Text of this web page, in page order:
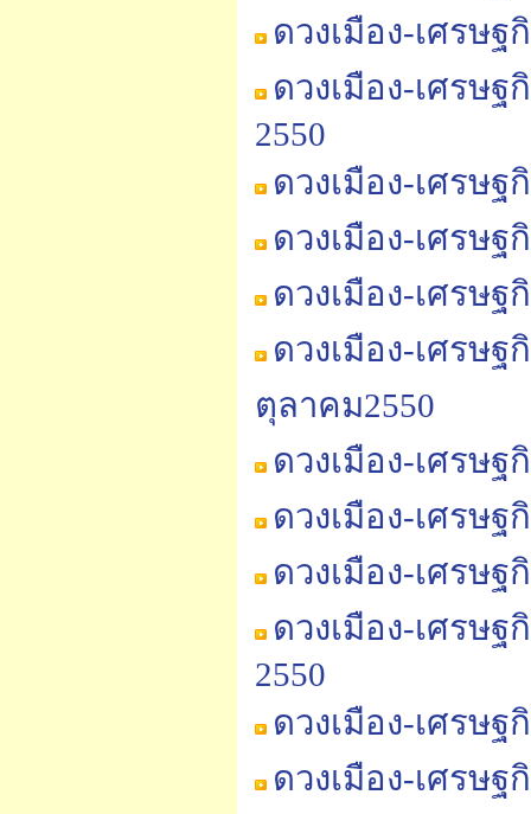
ดวงเมือง-เศรษ
ดวงเมือง-เศรษ
2550
ดวงเมือง-เศรษ
ดวงเมือง-เศรษ
ดวงเมือง-เศรษ
ดวงเมือง-เศรษ
ตุลาคม2550
ดวงเมือง-เศรษ
ดวงเมือง-เศรษ
ดวงเมือง-เศรษ
ดวงเมือง-เศรษ
2550
ดวงเมือง-เศรษ
ดวงเมือง-เศรษ